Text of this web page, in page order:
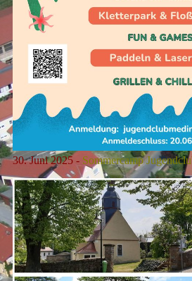
30. Juni2025 - Sommercamp